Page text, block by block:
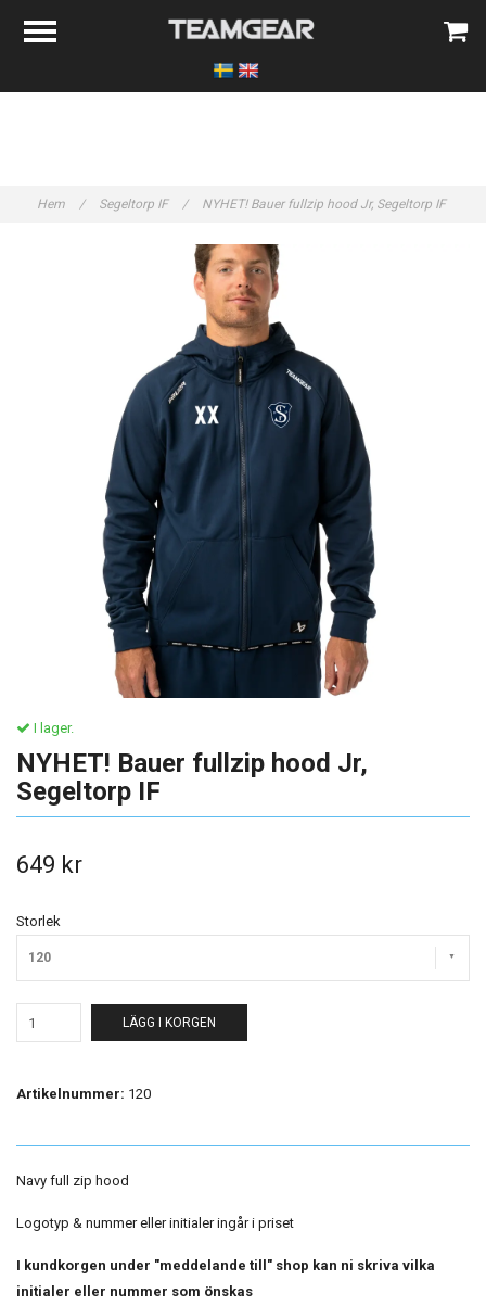
Hem / Segeltorp IF / NYHET! Bauer fullzip hood Jr, Segeltorp IF
I lager.
NYHET! Bauer fullzip hood Jr,
Segeltorp IF
649 kr
Storlek
120
LÄGG I KORGEN
Artikelnummer: 120
Navy full zip hood
Logotyp & nummer eller initialer ingår i priset
I kundkorgen under "meddelande till" shop kan ni skriva vilka
initialer eller nummer som önskas